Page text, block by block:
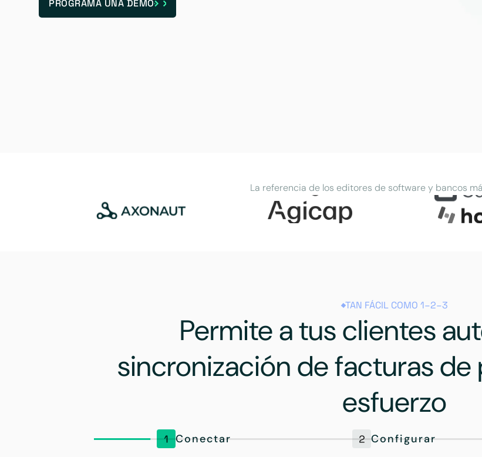
PROGRAMA UNA DEMO
La referencia de los editores de software y bancos
TAN FÁCIL COMO 1–2–3
Permite a tus clientes
sincronización de facturas de
esfuerzo
Conectar Configurar